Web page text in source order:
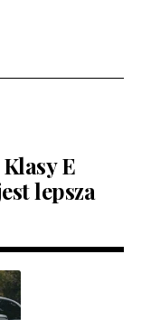
E
lepsza